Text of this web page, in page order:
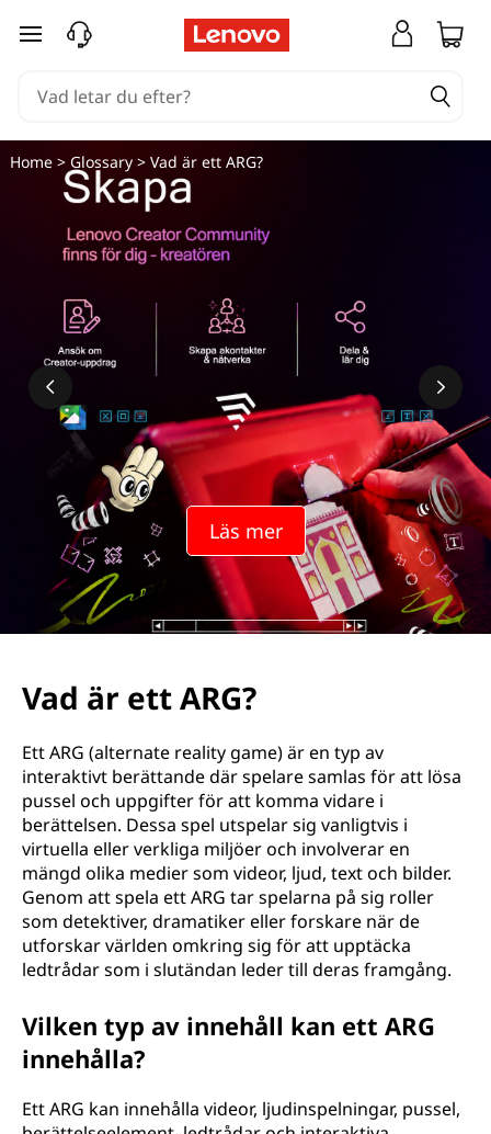
hoppa vidare till huvudinnehållet
Läs mer
Home> Glossary> Vad är ett ARG?
Vad är ett ARG?
Ett ARG (alternate reality game) är en typ av
interaktivt berättande där spelare samlas för att lösa
pussel och uppgifter för att komma vidare i
berättelsen. Dessa spel utspelar sig vanligtvis i
virtuella eller verkliga miljöer och involverar en
mängd olika medier som videor, ljud, text och bilder.
Genom att spela ett ARG tar spelarna på sig roller
som detektiver, dramatiker eller forskare när de
utforskar världen omkring sig för att upptäcka
ledtrådar som i slutändan leder till deras framgång.
Vilken typ av innehåll kan ett ARG
innehålla?
Ett ARG kan innehålla videor, ljudinspelningar, pussel,